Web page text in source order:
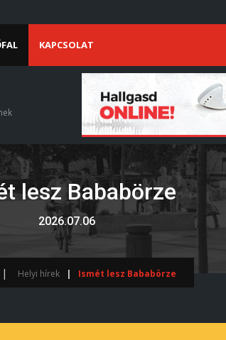
KAPCSOLAT
lesz Bababörze
2026.07.06
Helyi hírek Ismét lesz Bababörze